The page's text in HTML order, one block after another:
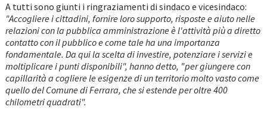
A tutti sono giunti i ringraziamenti di sindaco e vicesindaco:
"Accogliere i cittadini, fornire loro supporto, risposte e aiuto nelle
relazioni con la pubblica amministrazione è l'attività più a diretto
contatto con il pubblico e come tale ha una importanza
fondamentale. Da qui la scelta di investire, potenziare i servizi e
moltiplicare i punti disponibili", hanno detto, "per giungere con
capillarità a cogliere le esigenze di un territorio molto vasto come
quello del Comune di Ferrara, che si estende per oltre 400
chilometri quadrati".